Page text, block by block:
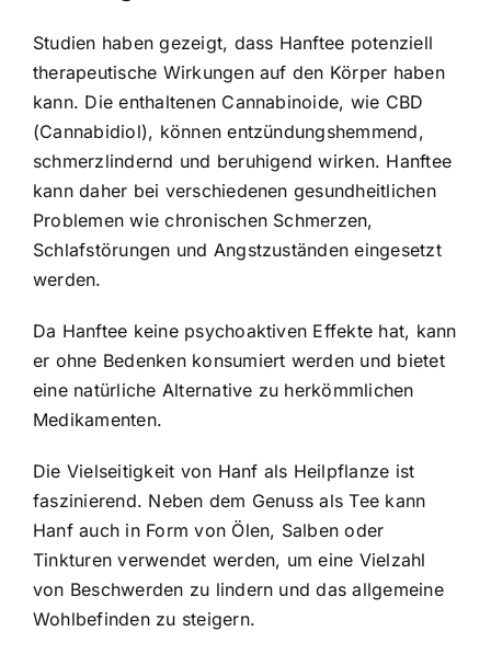
Studien haben gezeigt, dass Hanftee potenziell
therapeutische Wirkungen auf den Körper haben
kann. Die enthaltenen Cannabinoide, wie CBD
(Cannabidiol), können entzündungshemmend,
schmerzlindernd und beruhigend wirken. Hanftee
kann daher bei verschiedenen gesundheitlichen
Problemen wie chronischen Schmerzen,
Schlafstörungen und Angstzuständen eingesetzt
werden.
Da Hanftee keine psychoaktiven Effekte hat, kann
er ohne Bedenken konsumiert werden und bietet
eine natürliche Alternative zu herkömmlichen
Medikamenten.
Die Vielseitigkeit von Hanf als Heilpflanze ist
faszinierend. Neben dem Genuss als Tee kann
Hanf auch in Form von Ölen, Salben oder
Tinkturen verwendet werden, um eine Vielzahl
von Beschwerden zu lindern und das allgemeine
Wohlbefinden zu steigern.